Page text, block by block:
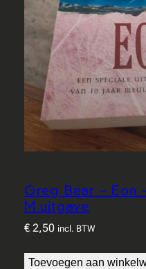
Greg Bear – Eon
M uitgave
€2,50 incl. BTW
Toevoegen aan